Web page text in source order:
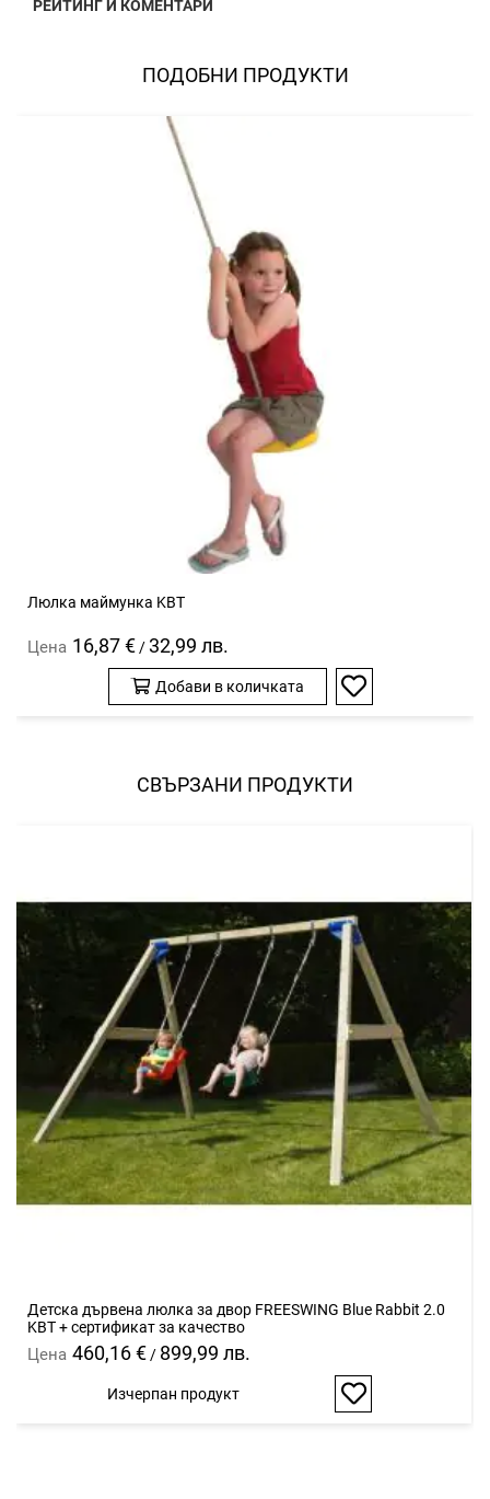
РЕЙТИНГ И КОМЕНТАРИ
ПОДОБНИ ПРОДУКТИ
Люлка маймунка KBT
Цена 16,87 € / 32,99 лв.
Добави в количката
Добави
СВЪРЗАНИ ПРОДУКТИ
Детска дървена люлка за двор FREESWING Blue Rabbit 2.0
KBT + сертификат за качество
Цена 460,16 € / 899,99 лв.
Изчерпан продукт
Добави